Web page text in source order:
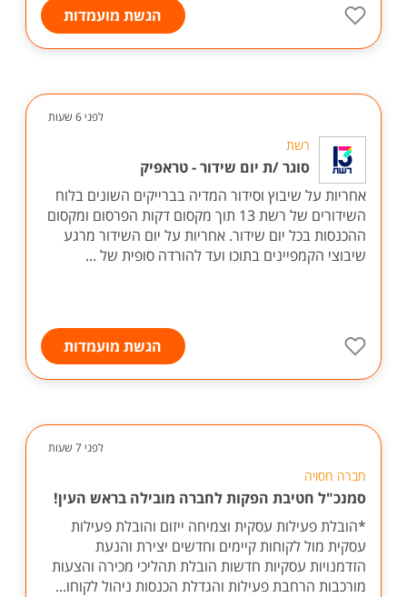
הגשת מועמדות
לפני 6 שעות
רשת
סוגר /ת יום שידור - טראפיק
אחריות על שיבוץ וסידור המדיה בברייקים השונים בלוח
השידורים של רשת 13 תוך מקסום דקות הפרסום ומקסום
ההכנסות בכל יום שידור. אחריות על יום השידור מרגע
שיבוצי הקמפיינים בתוכו ועד להורדה סופית של ...
הגשת מועמדות
לפני 7 שעות
חברה חסויה
סמנכ"ל חטיבת הפקות לחברה מובילה בראש העין!
*הובלת פעילות עסקית וצמיחה ייזום והובלת פעילות
עסקית מול לקוחות קיימים וחדשים יצירת והנעת
הזדמנויות עסקיות חדשות הובלת תהליכי מכירה והצעות
מורכבות הרחבת פעילות והגדלת הכנסות ניהול לקוחו...